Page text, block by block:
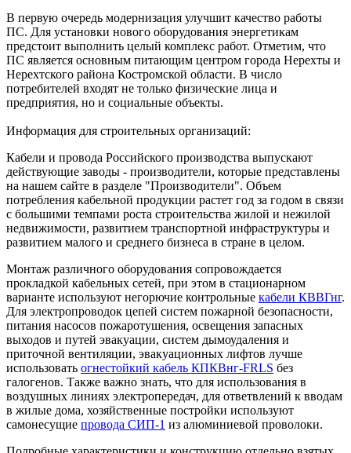
В первую очередь модернизация улучшит качество работы
ПС. Для установки нового оборудования энергетикам
предстоит выполнить целый комплекс работ. Отметим, что
ПС является основным питающим центром города Нерехты и
Нерехтского района Костромской области. В число
потребителей входят не только физические лица и
предприятия, но и социальные объекты.
Информация для строительных организаций:
Кабели и провода Российского производства выпускают
действующие заводы - производители, которые представлены
на нашем сайте в разделе "Производители". Объем
потребления кабельной продукции растет год за годом в связи
с большими темпами роста строительства жилой и нежилой
недвижимости, развитием транспортной инфраструктуры и
развитием малого и среднего бизнеса в стране в целом.
Монтаж различного оборудования сопровождается
прокладкой кабельных сетей, при этом в стационарном
варианте используют негорючие контрольные кабели КВВГнг.
Для электропроводок цепей систем пожарной безопасности,
питания насосов пожаротушения, освещения запасных
выходов и путей эвакуации, систем дымоудаления и
приточной вентиляции, эвакуационных лифтов лучше
использовать огнестойкий кабель КПКВнг-FRLS без
галогенов. Также важно знать, что для использования в
воздушных линиях электропередач, для ответвлений к вводам
в жилые дома, хозяйственные постройки используют
самонесущие провода СИП-1 из алюминиевой проволоки.